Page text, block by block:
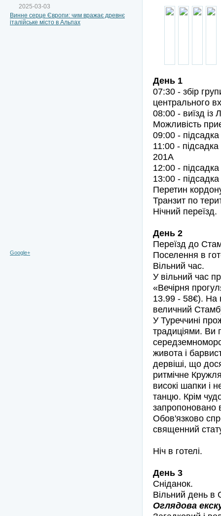
День 1
07:30 - збір
центрального
08:00 - виїзд із
Можливість
09:00 -
11:00 -
201А
12:00 -
13:00 -
Перетин
Транзит по
Нічний переїзд.
День 2
Переїзд до
Поселення в
Вільний час.
У вільний час
«Вечірня
13.99 - 58€). На
величний
У Туреччині
традиціями. Ви
живота і
дервіші, що
ритмічне
високі шапки і
танцю. Крім
запропоновано
Обов'язково
священний
Ніч в готелі.
День 3
Сніданок.
Вільний день в
Оглядова
2025-03-03
Винне серце Європи: чим вражає древнє
італійське місто в Альпах
Google+